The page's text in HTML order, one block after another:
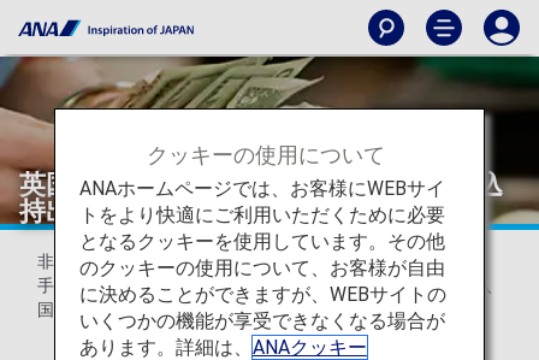
英国の出入国時における税関へ現金持込
持出し申告について
非EU国と英国間において旅行者が10,000ユーロ以上（小切
手、トラベラーズチェックを含む）持参する場合、英国出入
国の際に税関への申告が必要です。（2007年6月15日より）
クッキーの使用について
ANAホームページでは、お客様にWEBサイ
トをより快適にご利用いただくために必要
となるクッキーを使用しています。その他
のクッキーの使用について、お客様が自由
に決めることができますが、WEBサイトの
いくつかの機能が享受できなくなる場合が
あります。詳細は、 ANAクッキー